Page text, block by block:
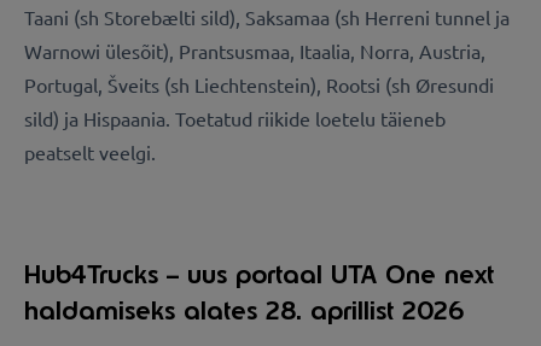
Taani (sh Storebælti sild), Saksamaa (sh Herreni tunnel ja
Warnowi ülesõit), Prantsusmaa, Itaalia, Norra, Austria,
Portugal, Šveits (sh Liechtenstein), Rootsi (sh Øresundi
sild) ja Hispaania. Toetatud riikide loetelu täieneb
peatselt veelgi.
Hub4Trucks – uus portaal UTA One next
haldamiseks alates 28. aprillist 2026